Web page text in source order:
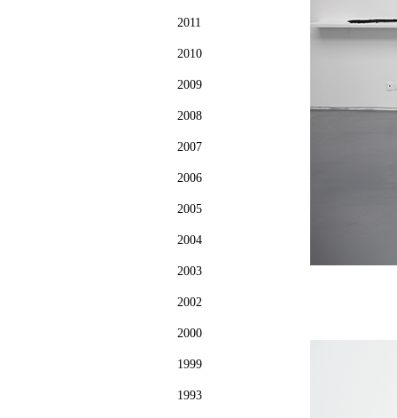
2011
2010
2009
2008
2007
2006
2005
2004
2003
2002
2000
1999
1993